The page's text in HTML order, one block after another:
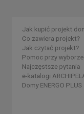
Jak kupić projekt
Co zawiera projekt?
Jak czytać projekt?
Pomoc przy
Najczęstsze pytania
e-katalogi
Domy ENERGO PLUS